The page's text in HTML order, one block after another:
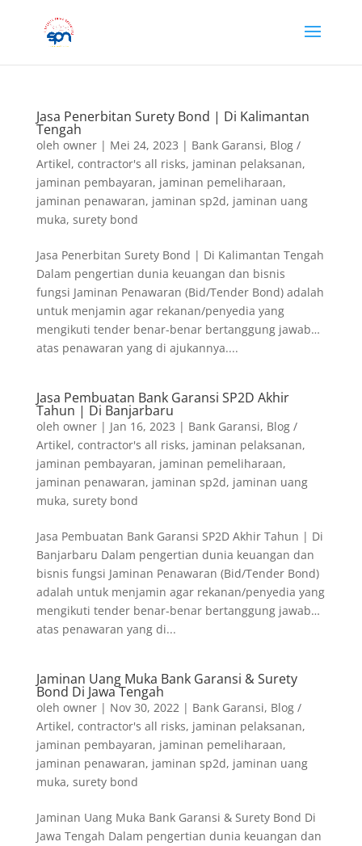
Jasa Penerbitan Surety Bond | Di Kalimantan
Tengah
oleh owner| Mei 24, 2023 | Bank Garansi, Blog /
Artikel, contractor's all risks, jaminan pelaksanan,
jaminan pembayaran, jaminan pemeliharaan,
jaminan penawaran, jaminan sp2d, jaminan uang
muka, surety bond
Jasa Penerbitan Surety Bond | Di Kalimantan Tengah
Dalam pengertian dunia keuangan dan bisnis
fungsi Jaminan Penawaran (Bid/Tender Bond) adalah
untuk menjamin agar rekanan/penyedia yang
mengikuti tender benar-benar bertanggung jawab…
atas penawaran yang di ajukannya....
Jasa Pembuatan Bank Garansi SP2D Akhir
Tahun | Di Banjarbaru
oleh owner| Jan 16, 2023 | Bank Garansi, Blog /
Artikel, contractor's all risks, jaminan pelaksanan,
jaminan pembayaran, jaminan pemeliharaan,
jaminan penawaran, jaminan sp2d, jaminan uang
muka, surety bond
Jasa Pembuatan Bank Garansi SP2D Akhir Tahun | Di
Banjarbaru Dalam pengertian dunia keuangan dan
bisnis fungsi Jaminan Penawaran (Bid/Tender Bond)
adalah untuk menjamin agar rekanan/penyedia yang
mengikuti tender benar-benar bertanggung jawab…
atas penawaran yang di...
Jaminan Uang Muka Bank Garansi & Surety
Bond Di Jawa Tengah
oleh owner| Nov 30, 2022| Bank Garansi, Blog /
Artikel, contractor's all risks, jaminan pelaksanan,
jaminan pembayaran, jaminan pemeliharaan,
jaminan penawaran, jaminan sp2d, jaminan uang
muka, surety bond
Jaminan Uang Muka Bank Garansi & Surety Bond Di
Jawa Tengah Dalam pengertian dunia keuangan dan